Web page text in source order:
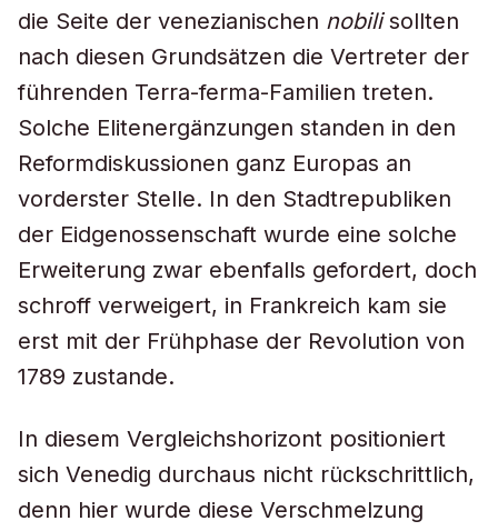
die Seite der venezianischen nobilisollten
nach diesen Grundsätzen die Vertreter der
führenden Terra-ferma-Familien treten.
Solche Elitenergänzungen standen in den
Reformdiskussionen ganz Europas an
vorderster Stelle. In den Stadtrepubliken
der Eidgenossenschaft wurde eine solche
Erweiterung zwar ebenfalls gefordert, doch
schroff verweigert, in Frankreich kam sie
erst mit der Frühphase der Revolution von
1789 zustande.
In diesem Vergleichshorizont positioniert
sich Venedig durchaus nicht rückschrittlich,
denn hier wurde diese Verschmelzung